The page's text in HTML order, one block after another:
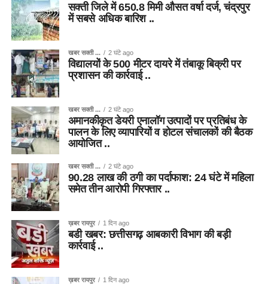
सक्ती जिले में 650.8 मिमी औसत वर्षा दर्ज, चंद्रपुर
में सबसे अधिक बारिश ..
खबर सक्ती ... 2 घंटे ago
विद्यालयों के 500 मीटर दायरे में तंबाकू बिक्री पर
प्रशासन की कार्रवाई ..
खबर सक्ती ... 2 घंटे ago
अमानकीकृत डेयरी एनालॉग उत्पादों पर प्रतिबंध के
पालन के लिए व्यापारियों व होटल संचालकों की बैठक
आयोजित ..
खबर सक्ती ... 2 घंटे ago
90.28 लाख की ठगी का पर्दाफाश: 24 घंटे में महिला
समेत तीन आरोपी गिरफ्तार ..
ख़बर रायपुर 1 दिन ago
बडी खबर: छत्तीसगढ़ आबकारी विभाग की बड़ी
कार्रवाई ..
ख़बर रायपुर 1 दिन ago